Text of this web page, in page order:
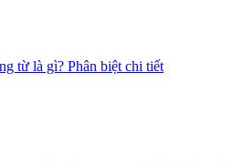
từ là gì? Phân biệt chi tiết